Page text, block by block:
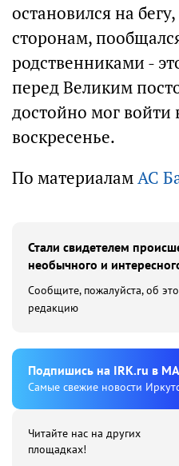
остановился на
сторонам,
родственниками -
перед Великим
достойно мог
воскресенье.
По материаламАС
Стали свидетелем
необычного и
Сообщите, пожалуйста, об
редакцию
Подпишиcь на IRK.ru в
Cамые свежие новости
Читайте нас на других
площадках!